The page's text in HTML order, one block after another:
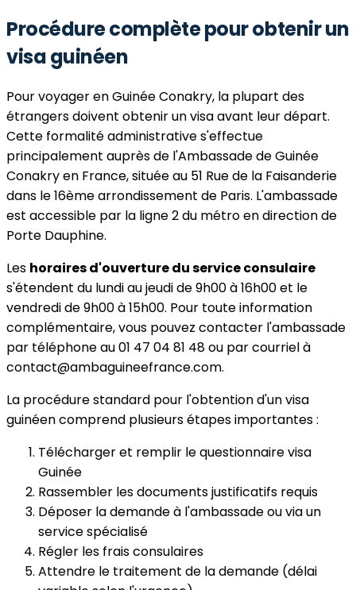
Procédure complète pour obtenir un
visa guinéen
Pour voyager en Guinée Conakry, la plupart des
étrangers doivent obtenir un visa avant leur départ.
Cette formalité administrative s'effectue
principalement auprès de l'Ambassade de Guinée
Conakry en France, située au 51 Rue de la Faisanderie
dans le 16ème arrondissement de Paris. L'ambassade
est accessible par la ligne 2 du métro en direction de
Porte Dauphine.
Les horaires d'ouverture du service consulaire
s'étendent du lundi au jeudi de 9h00 à 16h00 et le
vendredi de 9h00 à 15h00. Pour toute information
complémentaire, vous pouvez contacter l'ambassade
par téléphone au 01 47 04 81 48 ou par courriel à
contact@ambaguineefrance.com.
La procédure standard pour l'obtention d'un visa
guinéen comprend plusieurs étapes importantes :
Télécharger et remplir le questionnaire visa
Guinée
Rassembler les documents justificatifs requis
Déposer la demande à l'ambassade ou via un
service spécialisé
Régler les frais consulaires
Attendre le traitement de la demande (délai